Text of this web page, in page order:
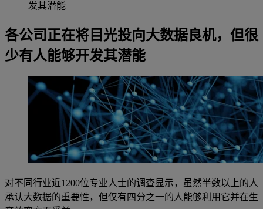
发其潜能
各公司正在将目光投向大数据良机，但很
少有人能够开发其潜能
对不同行业近1200位专业人士的调查显示，虽然半数以上的人
承认大数据的重要性，但仅有四分之一的人能够利用它并在生